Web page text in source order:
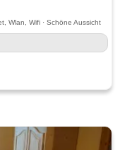
Wlan, Wifi · Schöne Aussicht